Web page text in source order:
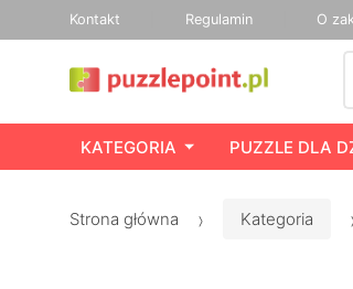
Kontakt Regulamin O
KATEGORIA PUZZLE DLA
Strona główna Kategoria